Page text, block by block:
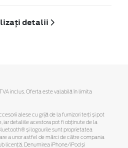
detalii
inclus. Oferta este valabilă în limita
alese cu grijă de la furnizori terți și pot
iar detaliile acestora pot fi obținute de la
și logourile sunt proprietatea
a unor astfel de mărci de către compania
licență. Denumirea iPhone/iPod și